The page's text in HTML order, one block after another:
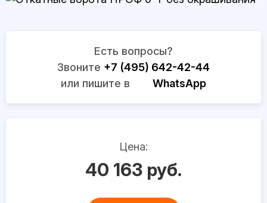
Есть вопросы?
Звоните +7 (495) 642-42-44
или пишите в
WhatsApp
Цена:
40 163 руб.